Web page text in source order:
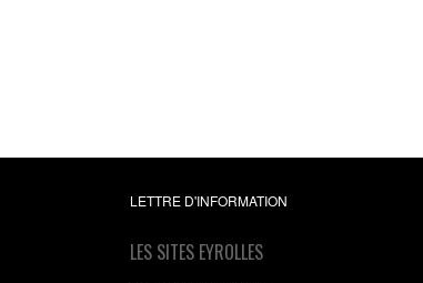
LETTRE D'INFORMATION
LES SITES EYROLLES